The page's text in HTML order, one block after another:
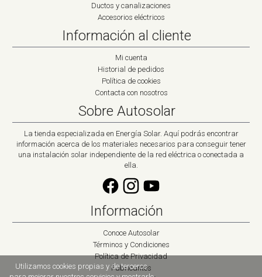
Ductos y canalizaciones
Accesorios eléctricos
Información al cliente
Mi cuenta
Historial de pedidos
Política de cookies
Contacta con nosotros
Sobre Autosolar
La tienda especializada en Energía Solar. Aquí podrás encontrar
información acerca de los materiales necesarios para conseguir tener
una instalación solar independiente de la red eléctrica o conectada a
ella.
Información
Conoce Autosolar
Términos y Condiciones
Política de Privacidad
Fabricantes
Utilizamos cookies propias y de terceros